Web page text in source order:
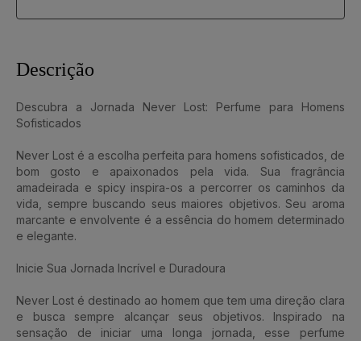
Descrição
Descubra a Jornada Never Lost: Perfume para Homens
Sofisticados
Never Lost é a escolha perfeita para homens sofisticados, de
bom gosto e apaixonados pela vida. Sua fragrância
amadeirada e spicy inspira-os a percorrer os caminhos da
vida, sempre buscando seus maiores objetivos. Seu aroma
marcante e envolvente é a essência do homem determinado
e elegante.
Inicie Sua Jornada Incrível e Duradoura
Never Lost é destinado ao homem que tem uma direção clara
e busca sempre alcançar seus objetivos. Inspirado na
sensação de iniciar uma longa jornada, esse perfume